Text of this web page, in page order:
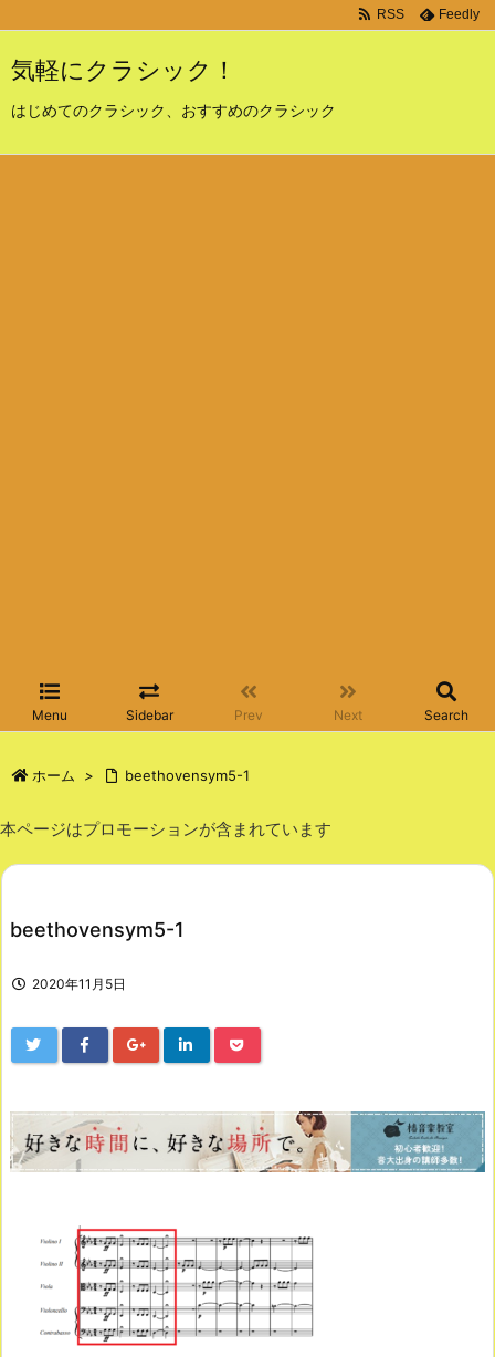
気軽にクラシック！
はじめてのクラシック、おすすめのクラシック
Menu Sidebar Prev Next Search
RSS Feedly
ホーム > beethovensym5-1
本ページはプロモーションが含まれています
beethovensym5-1
2020年11月5日